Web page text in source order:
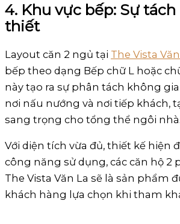
4. Khu vực bếp: Sự
thiết
Layout căn 2 ngủ tại The Vista
bếp theo dạng Bếp chữ L hoặc
này tạo ra sự phân tách không
nơi nấu nướng và nơi tiếp khách,
sang trọng cho tổng thể ngôi nhà.
Với diện tích vừa đủ, thiết kế hiện
công năng sử dụng, các căn hộ 2
The Vista Văn La sẽ là sản phẩm
khách hàng lựa chọn khi tham